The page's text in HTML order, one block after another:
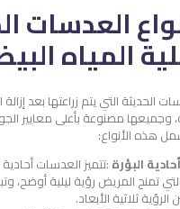
العدسات
المياه
الحديثة التي يتم زراعتها بعد
وجميعها مصنوعة بأعلى معايير
هذه الأنواع:
البؤرة :تتميز العدسات أحادية
تمنح المريض رؤية ليلية أوضح،
ثلاثية الأبعاد.